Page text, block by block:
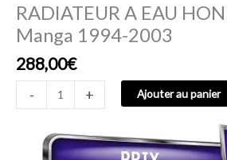
RADIATEUR A EAU
Manga 1994-2003
288,00€
- + Ajouter au panier